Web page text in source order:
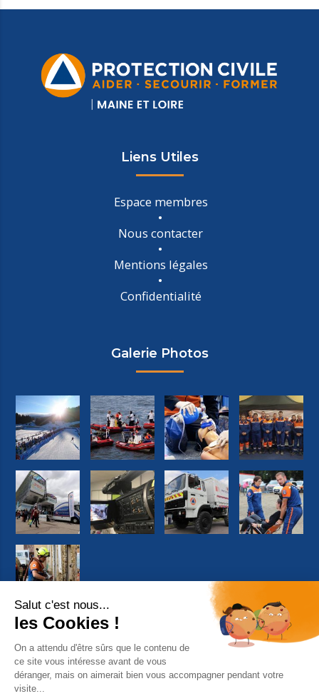
Liens Utiles
Espace membres
Nous contacter
Mentions légales
Confidentialité
Galerie Photos
Suivez-nous sur facebook